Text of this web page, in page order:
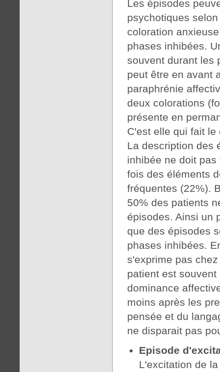
Les épisodes
psychotiques
coloration
phases inhibées.
souvent durant les
peut être en avant
paraphrénie
deux colorations
présente en
C'est elle qui fait le
La description des
inhibée ne doit
fois des éléments
fréquentes (22%).
50% des patients
épisodes. Ainsi un
que des épisodes
phases inhibées.
s'exprime pas
patient est
dominance
moins après les
pensée et du
ne disparait pas
Episode
L'excitation de